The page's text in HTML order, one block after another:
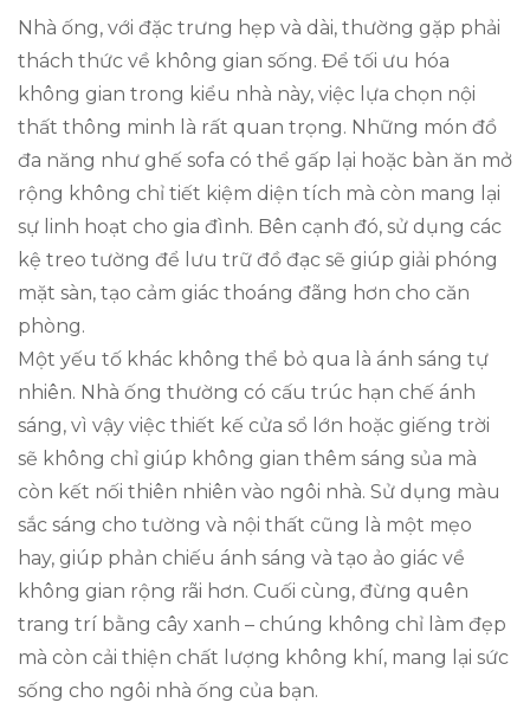
Nhà ống, với đặc trưng hẹp và dài, thường gặp phải
thách thức về không gian sống. Để tối ưu hóa
không gian trong kiểu nhà này, việc lựa chọn nội
thất thông minh là rất quan trọng. Những món đồ
đa năng như ghế sofa có thể gấp lại hoặc bàn ăn mở
rộng không chỉ tiết kiệm diện tích mà còn mang lại
sự linh hoạt cho gia đình. Bên cạnh đó, sử dụng các
kệ treo tường để lưu trữ đồ đạc sẽ giúp giải phóng
mặt sàn, tạo cảm giác thoáng đãng hơn cho căn
phòng.
Một yếu tố khác không thể bỏ qua là ánh sáng tự
nhiên. Nhà ống thường có cấu trúc hạn chế ánh
sáng, vì vậy việc thiết kế cửa sổ lớn hoặc giếng trời
sẽ không chỉ giúp không gian thêm sáng sủa mà
còn kết nối thiên nhiên vào ngôi nhà. Sử dụng màu
sắc sáng cho tường và nội thất cũng là một mẹo
hay, giúp phản chiếu ánh sáng và tạo ảo giác về
không gian rộng rãi hơn. Cuối cùng, đừng quên
trang trí bằng cây xanh – chúng không chỉ làm đẹp
mà còn cải thiện chất lượng không khí, mang lại sức
sống cho ngôi nhà ống của bạn.